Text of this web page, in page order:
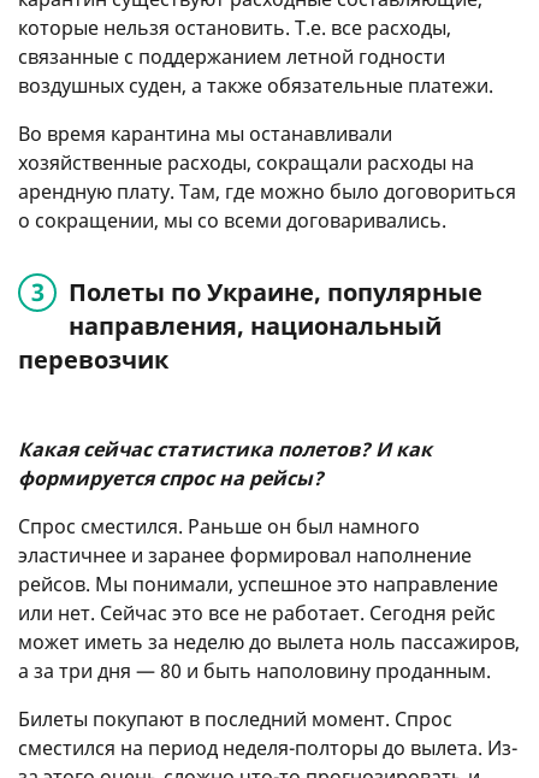
которые нельзя остановить. Т.е. все расходы,
связанные с поддержанием летной годности
воздушных суден, а также обязательные платежи.
Во время карантина мы останавливали
хозяйственные расходы, сокращали расходы на
арендную плату. Там, где можно было договориться
о сокращении, мы со всеми договаривались.
Полеты по Украине, популярные
направления, национальный
перевозчик
Какая сейчас статистика полетов? И как
формируется спрос на рейсы?
Спрос сместился. Раньше он был намного
эластичнее и заранее формировал наполнение
рейсов. Мы понимали, успешное это направление
или нет. Сейчас это все не работает. Сегодня рейс
может иметь за неделю до вылета ноль пассажиров,
а за три дня — 80 и быть наполовину проданным.
Билеты покупают в последний момент. Спрос
сместился на период неделя-полторы до вылета. Из-